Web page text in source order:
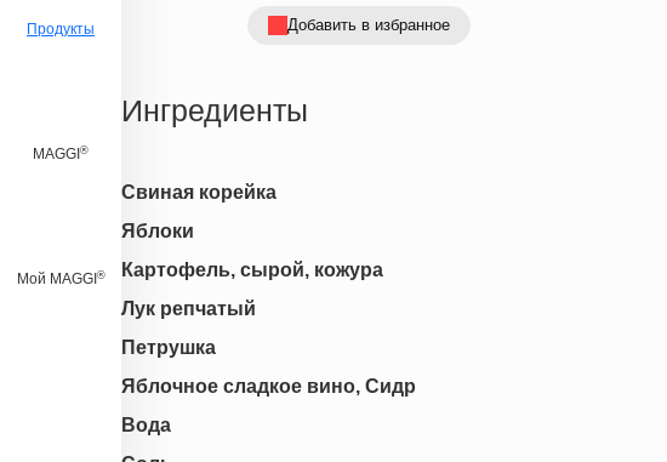
Продукты
MAGGI ®
Мой MAGGI ®
Добавить в избранное
Ингредиенты
Свиная корейка
Яблоки
Картофель, сырой, кожура
Лук репчатый
Петрушка
Яблочное сладкое вино, Сидр
Вода